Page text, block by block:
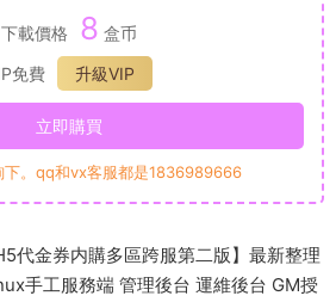
下載價格 8 盒币
免費
升級VIP
立即購買
下。qq和vx客服都是1836989666
代金券内購多區跨服第二版】最新整理
手工服務端 管理後台 運維後台 GM授